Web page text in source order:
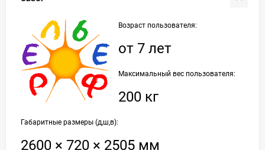
Возраст пользователя:
от 7 лет
Максимальный вес пользователя:
200 кг
Габаритные размеры (д,ш,в):
2600 × 720 × 2505 мм